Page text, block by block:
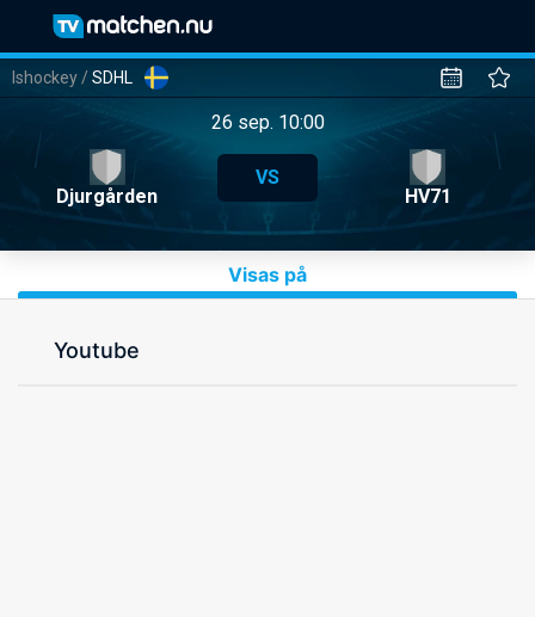
Ishockey /SDHL
26 sep. 10:00
Djurgården
VS
HV71
Visas på
Youtube